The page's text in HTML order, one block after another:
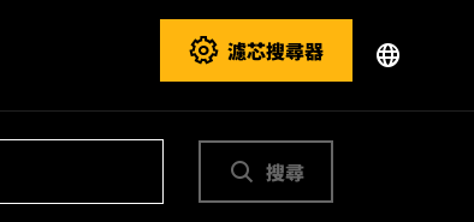
濾芯搜尋器
搜尋